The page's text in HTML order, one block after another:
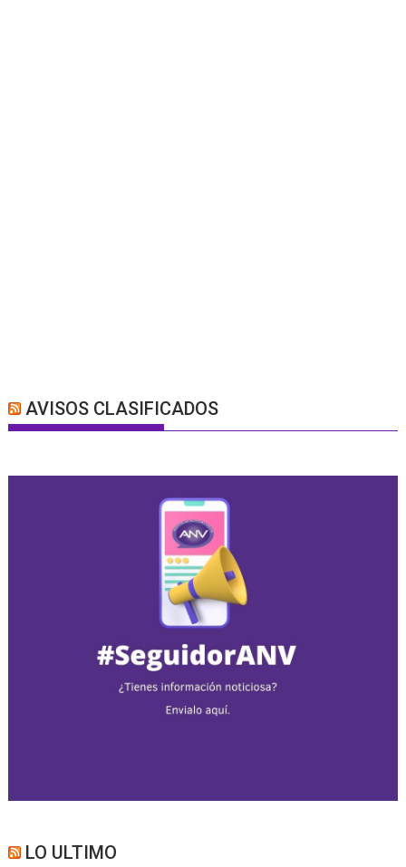
AVISOS CLASIFICADOS
LO ULTIMO